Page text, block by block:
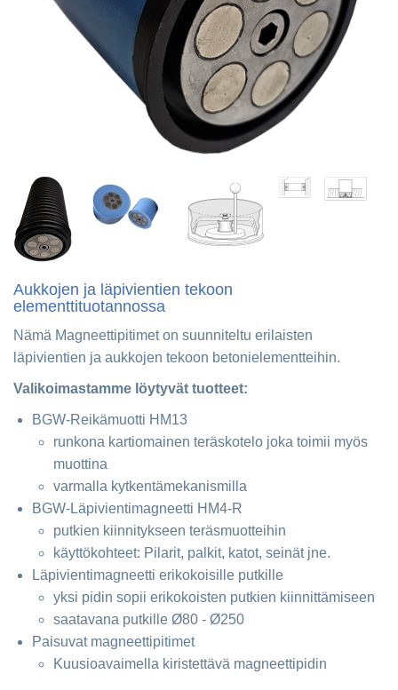
Aukkojen ja läpivientien tekoon
elementtituotannossa
Nämä Magneettipitimet on suunniteltu erilaisten
läpivientien ja aukkojen tekoon betonielementteihin.
Valikoimastamme löytyvät tuotteet:
BGW-Reikämuotti HM13
runkona kartiomainen teräskotelo joka toimii myös
muottina
varmalla kytkentämekanismilla
BGW-Läpivientimagneetti HM4-R
putkien kiinnitykseen teräsmuotteihin
käyttökohteet: Pilarit, palkit, katot, seinät jne.
Läpivientimagneetti erikokoisille putkille
yksi pidin sopii erikokoisten putkien kiinnittämiseen
saatavana putkille Ø80 - Ø250
Paisuvat magneettipitimet
Kuusioavaimella kiristettävä magneettipidin